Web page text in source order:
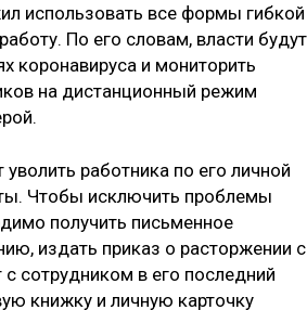
использовать все формы гибкой
По его словам, власти будут
коронавируса и мониторить
на дистанционный режим
работника по его личной
Чтобы исключить проблемы
получить письменное
издать приказ о расторжении с
сотрудником в его последний
книжку и личную карточку